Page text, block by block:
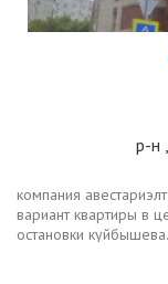
р-н
компания
вариант квартиры в
остановки